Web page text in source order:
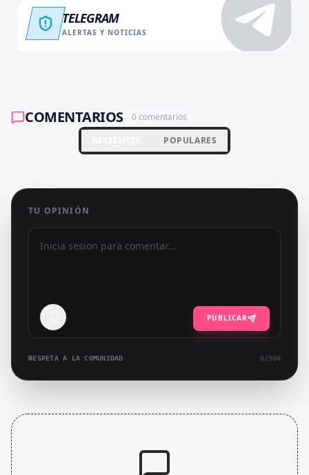
TELEGRAM
ALERTAS Y NOTICIAS
COMENTARIOS 0 comentarios
POPULARES
TU OPINIÓN
PUBLICAR
RESPETA A LA COMUNIDAD 0 /500